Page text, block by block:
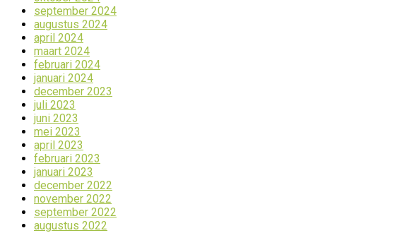
september 2024
augustus 2024
april 2024
maart 2024
februari 2024
januari 2024
december 2023
juli 2023
juni 2023
mei 2023
april 2023
februari 2023
januari 2023
december 2022
november 2022
september 2022
augustus 2022